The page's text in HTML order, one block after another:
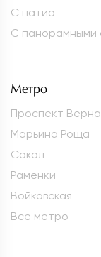
С патио
С панорамными
Метро
Проспект
Марьина Роща
Сокол
Раменки
Войковская
Все метро